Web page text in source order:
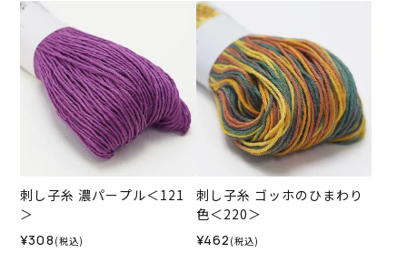
刺し子糸 濃パープル＜121
＞
¥308 (税込)
刺し子糸 ゴッホのひまわり
色＜220＞
¥462 (税込)